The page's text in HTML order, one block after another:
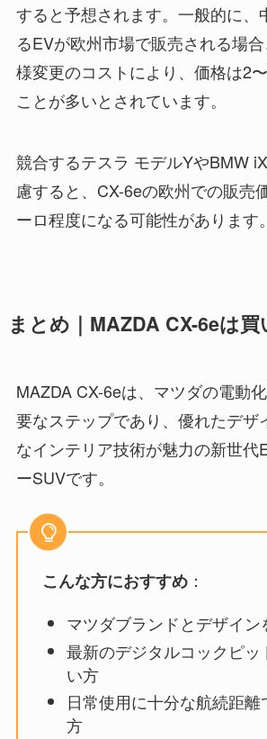
すると予想されます。一般的に、
るEVが欧州市場で販売される場
様変更のコストにより、価格は2
ことが多いとされています。
競合するテスラ モデルYやBMW
慮すると、CX-6eの欧州での販売
ーロ程度になる可能性があります。
まとめ｜MAZDA CX-6eは買
MAZDA CX-6eは、マツダの電動
要なステップであり、優れたデザ
なインテリア技術が魅力の新世代
ーSUVです。
こんな方におすすめ：
マツダブランドとデザイン
最新のデジタルコックピッ
い方
日常使用に十分な航続距離
方